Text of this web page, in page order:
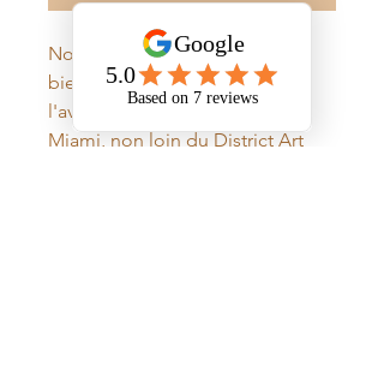
Notre modèle Ocean Drive fait
bien évidement référence à
l'avenue la plus célèbre de
Miami, non loin du District Art